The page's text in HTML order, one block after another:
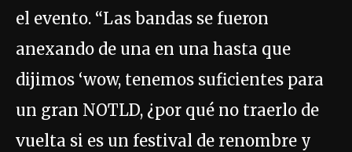
el evento. “Las bandas se fueron
anexando de una en una hasta que
dijimos ‘wow, tenemos suficientes para
un gran NOTLD, ¿por qué no traerlo de
vuelta si es un festival de renombre y